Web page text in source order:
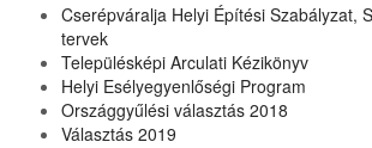
Cserépváralja Helyi Építési Szabályzat,
tervek
Településképi Arculati Kézikönyv
Helyi Esélyegyenlőségi Program
Országgyűlési választás 2018
Választás 2019